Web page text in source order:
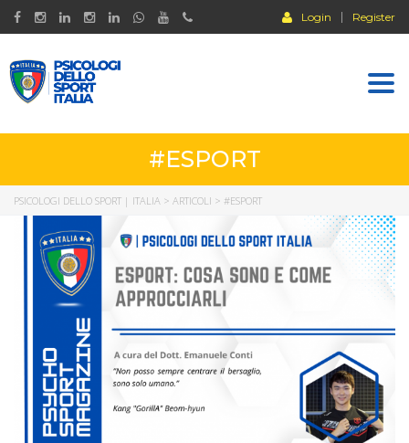
Login Register
#ESPORT
PSICOLOGI DELLO SPORT | ITALIA > ARTICOLI > #ESPORT